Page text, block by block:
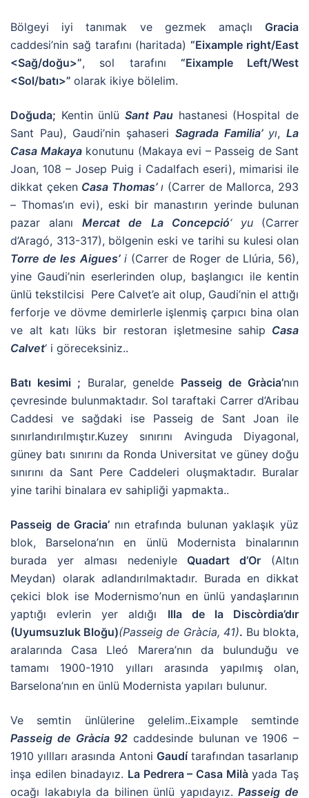
Bölgeyi iyi tanımak ve gezmek amaçlı Gracia
caddesi’nin sağ tarafını (haritada)“Eixample right/East
<Sağ/doğu>”, sol tarafını “Eixample Left/West
<Sol/batı>” olarak ikiye bölelim.
Doğuda; Kentin ünlü Sant Pau hastanesi (Hospital de
Sant Pau), Gaudi’nin şahaseri Sagrada Familia’ yı, La
Casa Makayakonutunu (Makaya evi – Passeig de Sant
Joan, 108 – Josep Puig i Cadalfach eseri), mimarisi ile
dikkat çeken Casa Thomas’ ı (Carrer de Mallorca, 293
– Thomas’ın evi), eski bir manastırın yerinde bulunan
pazar alanıMercat de La Concepció‘ yu
(Carrer
d’Aragó, 313-317), bölgenin eski ve tarihi su kulesi olan
Torre de les Aigues’i (Carrer de Roger de Llúria, 56),
yine Gaudi’nin eserlerinden olup, başlangıcı ile kentin
ünlü tekstilcisi Pere Calvet’e ait olup, Gaudi’nin el attığı
ferforje ve dövme demirlerle işlenmiş çarpıcı bina olan
ve alt katı lüks bir restoran işletmesine sahip Casa
Calvet‘ i göreceksiniz..
Batı kesimi ; Buralar, genelde Passeig de Gràcia’nın
çevresinde bulunmaktadır. Sol taraftaki Carrer d’Aribau
Caddesi ve sağdaki ise Passeig de Sant Joan ile
sınırlandırılmıştır.Kuzey sınırını Avinguda Diyagonal,
güney batı sınırını da Ronda Universitat ve güney doğu
sınırını da Sant Pere Caddeleri oluşmaktadır. Buralar
yine tarihi binalara ev sahipliği yapmakta..
Passeig de Gracia’ nın etrafında bulunan yaklaşık yüz
blok, Barselona’nın en ünlü Modernista binalarının
burada yer alması nedeniyle Quadart d’Or (Altın
Meydan) olarak adlandırılmaktadır. Burada en dikkat
çekici blok ise Modernismo’nun en ünlü yandaşlarının
yaptığı evlerin yer aldığı Illa de la Discòrdia’dır
(Uyumsuzluk Bloğu)(Passeig de Gràcia, 41). Bu blokta,
aralarında Casa Lleó Marera’nın da bulunduğu ve
tamamı 1900-1910 yılları arasında yapılmış olan,
Barselona’nın en ünlü Modernista yapıları bulunur.
Ve semtin ünlülerine gelelim..Eixample semtinde
Passeig de Gràcia 92 caddesinde bulunan ve 1906 –
1910 yıllları arasında Antoni Gaudítarafından tasarlanıp
inşa edilen binadayız. La Pedrera – Casa Milàyada Taş
ocağı lakabıyla da bilinen ünlü yapıdayız.Passeig de